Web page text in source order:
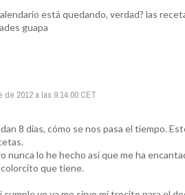
está quedando, verdad? las
guapa
de 2012 a las 9:14:00 CET
8 dias, cómo se nos pasa el tiempo.
nunca lo he hecho así que me ha
que tiene.